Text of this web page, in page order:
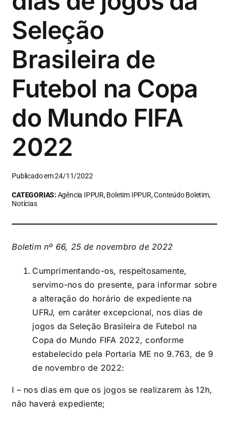
Seleção
Brasileira de
Futebol na Copa
do Mundo FIFA
2022
Publicado em 24/11/2022
CATEGORIAS:Agência IPPUR, Boletim IPPUR, Conteúdo Boletim,
Notícias
Boletim nº 66, 25 de novembro de 2022
Cumprimentando-os, respeitosamente,
servimo-nos do presente, para informar sobre
a alteração do horário de expediente na
UFRJ, em caráter excepcional, nos dias de
jogos da Seleção Brasileira de Futebol na
Copa do Mundo FIFA 2022, conforme
estabelecido pela Portaria ME no 9.763, de 9
de novembro de 2022:
I – nos dias em que os jogos se realizarem às 12h,
não haverá expediente;